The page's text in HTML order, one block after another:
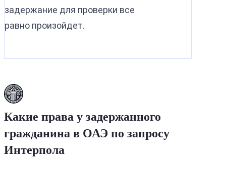
задержание для проверки все
равно произойдет.
Какие права у задержанного
гражданина в ОАЭ по запросу
Интерпола